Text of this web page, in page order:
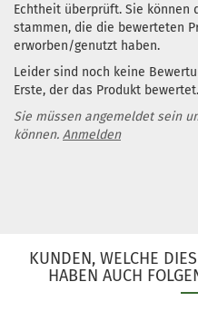
Echtheit überprüft. Sie können
stammen, die die bewerteten
erworben/genutzt haben.
Leider sind noch keine
Erste, der das Produkt bewertet.
Sie müssen angemeldet sein
können. Anmelden
KUNDEN, WELCHE
HABEN AUCH